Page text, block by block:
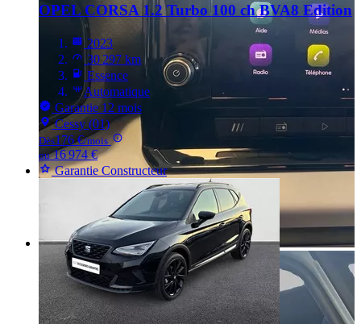
OPEL CORSA 1.2 Turbo 100 ch BVA8 Edition
2023
30 297 km
Essence
Automatique
Garantie 12 mois
Cessy (01)
Dès176 €/mois
ou16 974 €
Garantie Constructeur